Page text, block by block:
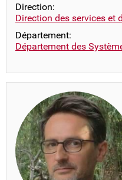
Direction:
Direction des services et
Département:
Département des